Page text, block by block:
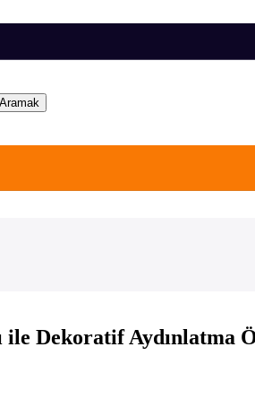
Aramak
Dekoratif Aydınlatma